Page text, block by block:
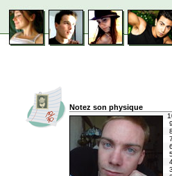
Notez son physique
8
7
5
4